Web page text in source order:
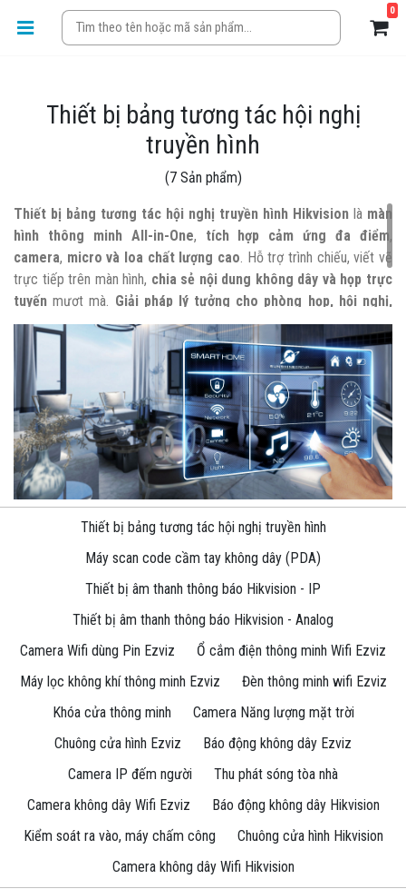
0
Thiết bị bảng tương tác hội nghị
truyền hình
(7 Sản phẩm)
Thiết bị bảng tương tác hội nghị truyền hình Hikvision là màn
hình thông minh All-in-One, tích hợp cảm ứng đa điểm,
camera, micro và loa chất lượng cao. Hỗ trợ trình chiếu, viết vẽ
trực tiếp trên màn hình, chia sẻ nội dung không dây và họp trực
tuyến mượt mà. Giải pháp lý tưởng cho phòng họp, hội nghị,
giảng dạy và thuyết trình chuyên nghiệp.
Thiết bị bảng tương tác hội nghị truyền hình
Máy scan code cầm tay không dây (PDA)
Thiết bị âm thanh thông báo Hikvision - IP
Thiết bị âm thanh thông báo Hikvision - Analog
Camera Wifi dùng Pin Ezviz
Ổ cắm điện thông minh Wifi Ezviz
Máy lọc không khí thông minh Ezviz
Đèn thông minh wifi Ezviz
Khóa cửa thông minh
Camera Năng lượng mặt trời
Chuông cửa hình Ezviz
Báo động không dây Ezviz
Camera IP đếm người
Thu phát sóng tòa nhà
Camera không dây Wifi Ezviz
Báo động không dây Hikvision
Kiểm soát ra vào, máy chấm công
Chuông cửa hình Hikvision
Camera không dây Wifi Hikvision